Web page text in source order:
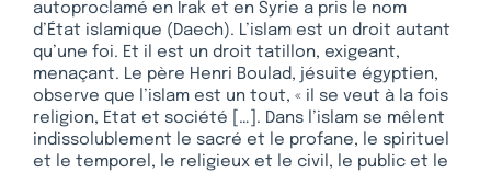
autoproclamé en Irak et en Syrie a pris le nom
d’État islamique (Daech). L’islam est un droit autant
qu’une foi. Et il est un droit tatillon, exigeant,
menaçant. Le père Henri Boulad, jésuite égyptien,
observe que l’islam est un tout, « il se veut à la fois
religion, Etat et société […]. Dans l’islam se mêlent
indissolublement le sacré et le profane, le spirituel
et le temporel, le religieux et le civil, le public et le